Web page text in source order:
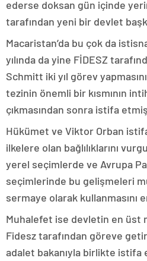
ederse doksan gün içinde
tarafından yeni bir devlet
Macaristan’da bu çok da
yılında da yine FİDESZ
Schmitt iki yıl görev
tezinin önemli bir kısmının
çıkmasından sonra istifa
Hükümet ve Viktor Orban
ilkelere olan bağlılıklarını
yerel seçimlerde ve Avrupa
seçimlerinde bu gelişmeleri
sermaye olarak kullanmasını
Muhalefet ise devletin en üst
Fidesz tarafından göreve
adalet bakanıyla birlikte istifa